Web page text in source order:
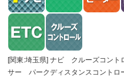
[関東:埼玉県] ナビ クルーズコン
サー パークディスタンスコントロ